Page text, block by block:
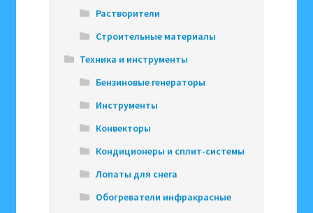
Растворители
Строительные материалы
Техника и инструменты
Бензиновые генераторы
Инструменты
Конвекторы
Кондиционеры и сплит-системы
Лопаты для снега
Обогреватели инфракрасные